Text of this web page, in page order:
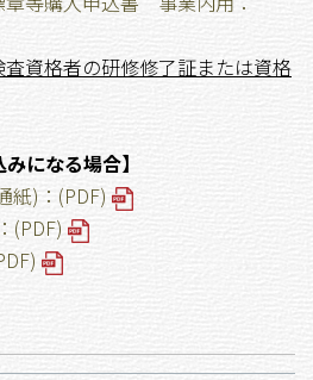
査資格者の研修修了証または資格
になる場合】
紙)：(PDF)
(PDF)